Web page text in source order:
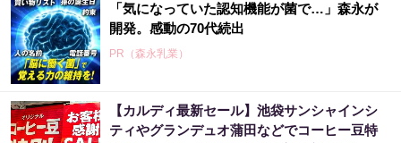
「気になっていた認知機能が菌で…」森永が
開発。感動の70代続出
PR（森永乳業）
【カルディ最新セール】池袋サンシャインシ
ティやグランデュオ蒲田などでコーヒー豆特